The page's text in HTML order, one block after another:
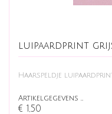
luipaardprint
Haarspeldje
Artikelgegevens …
€ 1,50